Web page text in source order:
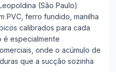
(São Paulo)
PVC, ferro fundido, manilha
calibrados para cada
é especialmente
onde o acúmulo de
que a sucção sozinha